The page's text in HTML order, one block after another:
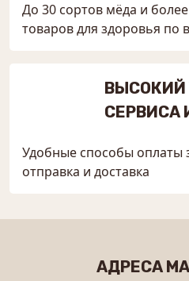
До 30 сортов мёда и
товаров для здоровья по
ВЫСОКИЙ
СЕРВИСА
Удобные способы оплаты
отправка и доставка
АДРЕСА